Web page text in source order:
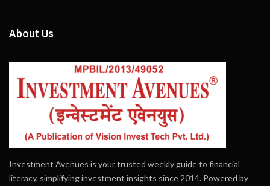
About Us
Investment Avenues is your trusted weekly guide to financial
literacy, simplifying investment insights since 2014. Powered by